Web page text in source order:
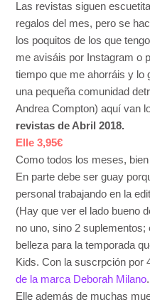
Las revistas siguen
regalos del mes, pero se
los poquitos de los que
me avisáis por Instagram o
tiempo que me ahorráis y lo
una pequeña comunidad
Andrea Compton) aquí van
revistas de Abril 2018.
Elle 3,95€
Como todos los meses,
En parte debe ser guay
personal trabajando en la
(Hay que ver el lado bueno
no uno, sino 2
belleza para la temporada
Kids. Con la suscrpción por
de la marca Deborah Milano
Elle además de muchas